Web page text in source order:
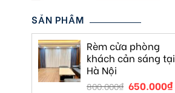
SẢN PHẨM
Rèm cửa phòng
khách cản sáng tại
Hà Nội
800.000₫ 650.000₫